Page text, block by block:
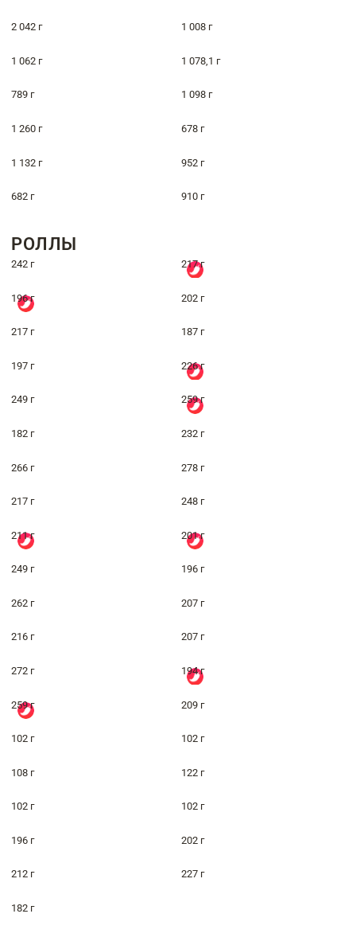
2 042 г 1 008 г
1 062 г 1 078,1 г
789 г 1 098 г
1 260 г 678 г
1 132 г 952 г
682 г 910 г
РОЛЛЫ
242 г 217 г
196 г 202 г
217 г 187 г
197 г 226 г
249 г 259 г
182 г 232 г
266 г 278 г
217 г 248 г
211 г 201 г
249 г 196 г
262 г 207 г
216 г 207 г
272 г 194 г
259 г 209 г
102 г 102 г
108 г 122 г
102 г 102 г
196 г 202 г
212 г 227 г
182 г